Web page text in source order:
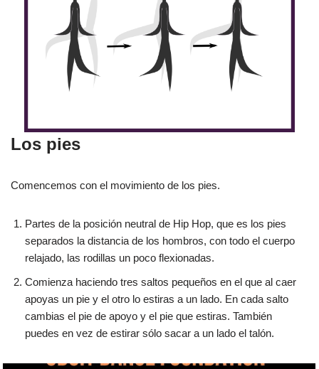
Los pies
Comencemos con el movimiento de los pies.
Partes de la posición neutral de Hip Hop, que es los pies
separados la distancia de los hombros, con todo el cuerpo
relajado, las rodillas un poco flexionadas.
Comienza haciendo tres saltos pequeños en el que al caer
apoyas un pie y el otro lo estiras a un lado. En cada salto
cambias el pie de apoyo y el pie que estiras. También
puedes en vez de estirar sólo sacar a un lado el talón.